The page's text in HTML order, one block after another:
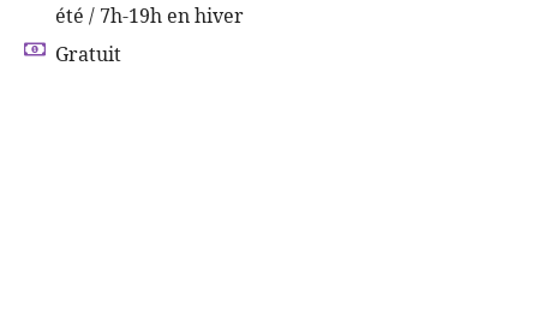
été / 7h-19h en hiver
Gratuit